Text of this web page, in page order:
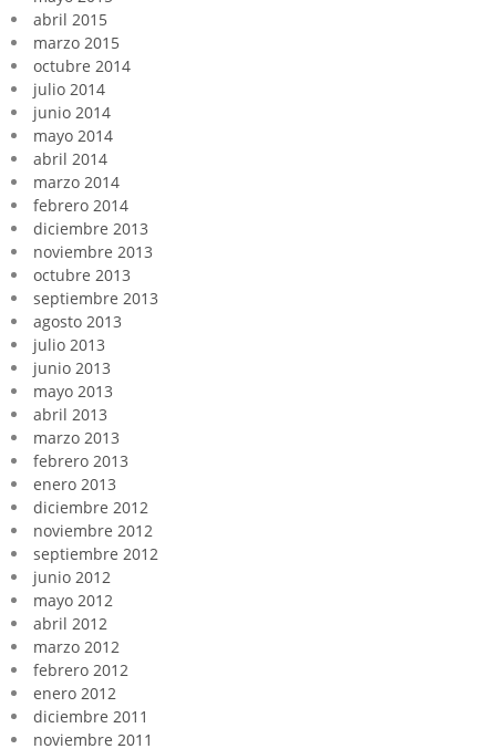
abril 2015
marzo 2015
octubre 2014
julio 2014
junio 2014
mayo 2014
abril 2014
marzo 2014
febrero 2014
diciembre 2013
noviembre 2013
octubre 2013
septiembre 2013
agosto 2013
julio 2013
junio 2013
mayo 2013
abril 2013
marzo 2013
febrero 2013
enero 2013
diciembre 2012
noviembre 2012
septiembre 2012
junio 2012
mayo 2012
abril 2012
marzo 2012
febrero 2012
enero 2012
diciembre 2011
noviembre 2011